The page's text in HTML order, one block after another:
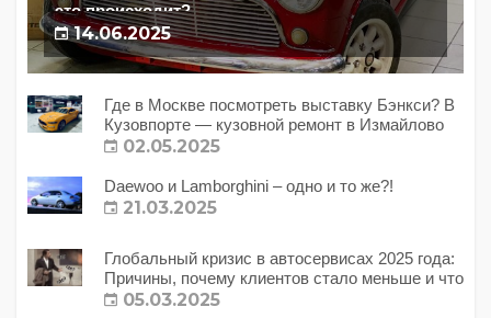
это происходит?
14.06.2025
Где в Москве посмотреть выставку Бэнкси? В
Кузовпорте — кузовной ремонт в Измайлово
02.05.2025
Daewoo и Lamborghini – одно и то же?!
21.03.2025
Глобальный кризис в автосервисах 2025 года:
Причины, почему клиентов стало меньше и что
с этим делать?
05.03.2025